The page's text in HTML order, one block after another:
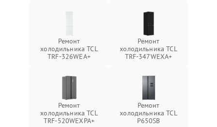
Ремонт
холодильника TCL
TRF-326WEA+
Ремонт
холодильника TCL
TRF-347WEXA+
Ремонт
холодильника TCL
TRF-520WEXPA+
Ремонт
холодильника TCL
P650SB